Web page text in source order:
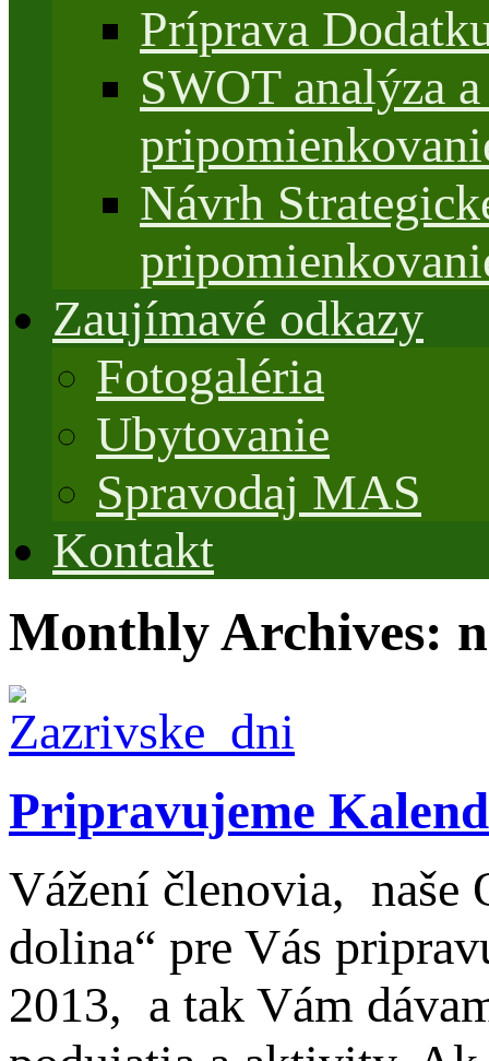
Príprava
SWOT analýza
Návrh
Zaujímavé odkazy
Fotogaléria
Ubytovanie
Spravodaj MAS
Kontakt
Monthly Archives:
Pripravujeme
Vážení členovia, naše
dolina“ pre Vás
2013, a tak Vám